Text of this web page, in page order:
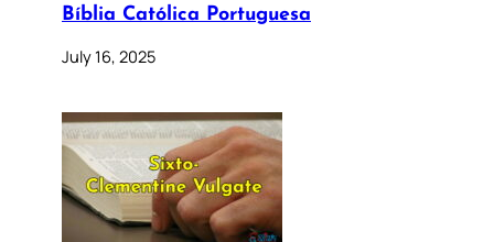
Bíblia Católica Portuguesa
July 16, 2025